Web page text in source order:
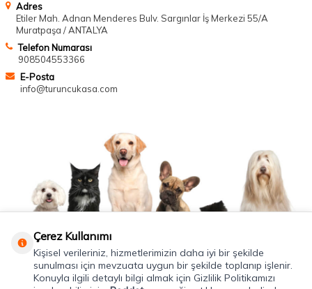
Adres
Etiler Mah. Adnan Menderes Bulv. Sargınlar İş Merkezi 55/A
Muratpaşa / ANTALYA
Telefon Numarası
908504553366
E-Posta
info@turuncukasa.com
Çerez Kullanımı
Kişisel verileriniz, hizmetlerimizin daha iyi bir şekilde
sunulması için mevzuata uygun bir şekilde toplanıp işlenir.
Konuyla ilgili detaylı bilgi almak için Gizlilik Politikamızı